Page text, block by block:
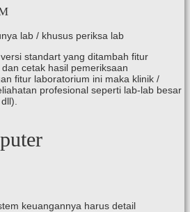
lab / khusus periksa lab
standart yang ditambah fitur
cetak hasil pemeriksaan
fitur laboratorium ini maka klinik /
profesional seperti lab-lab besar
keuangannya harus detail